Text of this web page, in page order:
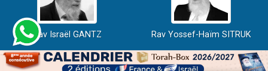
Rav Israël GANTZ Rav Yossef-Haïm SITRUK